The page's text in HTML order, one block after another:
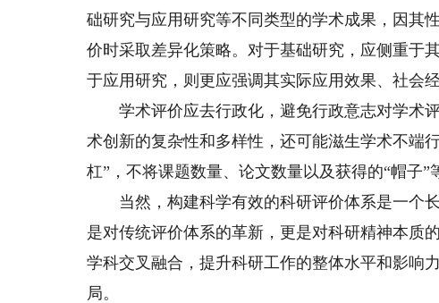
础研究与应用研究等不同类型的学术成果，因其
价时采取差异化策略。对于基础研究，应侧重于
于应用研究，则更应强调其实际应用效果、社会
学术评价应去行政化，避免行政意志对学术评
术创新的复杂性和多样性，还可能滋生学术不端
杠”，不将课题数量、论文数量以及获得的“帽子”
当然，构建科学有效的科研评价体系是一个
是对传统评价体系的革新，更是对科研精神本质
学科交叉融合，提升科研工作的整体水平和影响
局。